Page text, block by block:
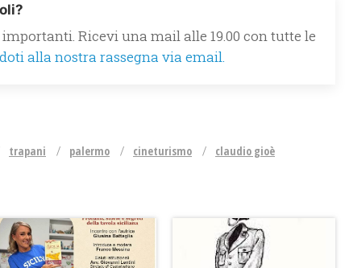
Ricevi una mail alle 19.00 con tutte le
alla nostra rassegna via email.
trapani palermo cineturismo claudio gioè